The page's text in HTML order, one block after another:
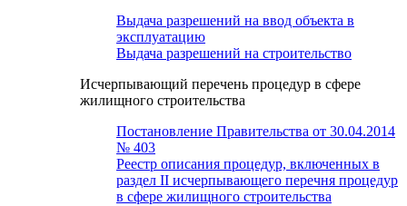
Выдача разрешений на ввод объекта в
эксплуатацию
Выдача разрешений на строительство
Исчерпывающий перечень процедур в сфере
жилищного строительства
Постановление Правительства от 30.04.2014
№ 403
Реестр описания процедур, включенных в
раздел II исчерпывающего перечня процедур
в сфере жилищного строительства